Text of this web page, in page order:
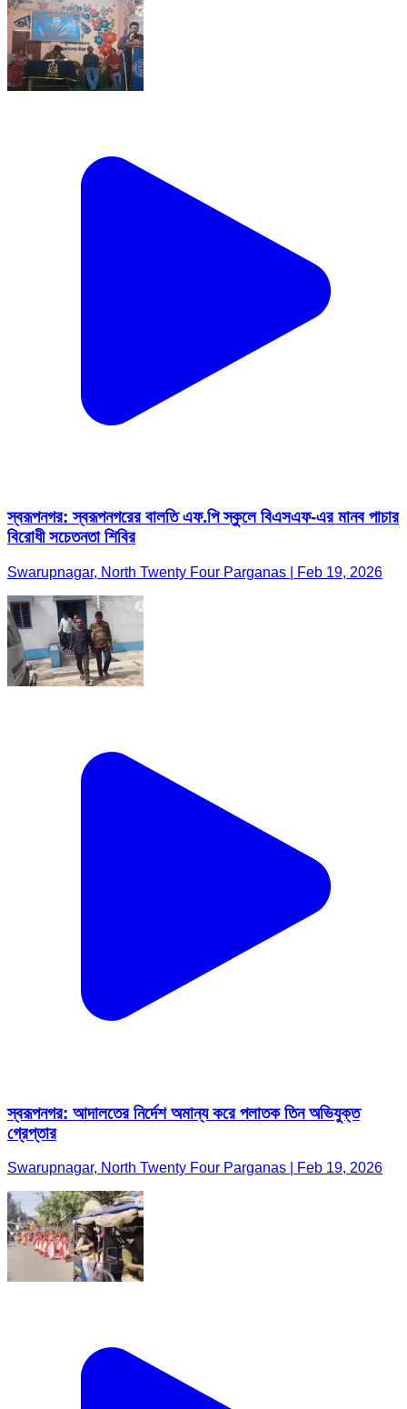
স্বরূপনগর: স্বরূপনগরের বালতি এফ.পি স্কুলে বিএসএফ-এর মানব পাচার
বিরোধী সচেতনতা শিবির
Swarupnagar, North Twenty Four Parganas | Feb 19, 2026
স্বরূপনগর: আদালতের নির্দেশ অমান্য করে পলাতক তিন অভিযুক্ত
গ্রেপ্তার
Swarupnagar, North Twenty Four Parganas | Feb 19, 2026